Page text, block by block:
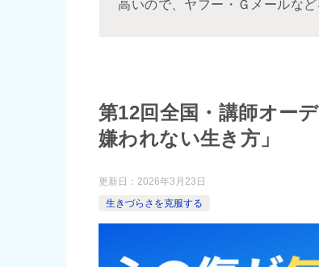
高いので、ヤフー・Ｇメールなど
第12回全国・講師オー
嫌われない生き方」
更新日： 2026年3月23日
生きづらさを克服する